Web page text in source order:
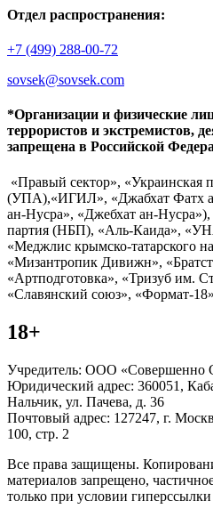
Отдел распространения:
+7 (499) 288-00-72
sovsek@sovsek.com
*Организации и физические
террористов и экстремистов,
запрещена в Российской
«Правый сектор», «Украинская
(УПА),«ИГИЛ», «Джабхат Фатх
ан-Нусра», «Джебхат ан-
партия (НБП), «Аль-Каида»,
«Меджлис крымско-татарского
«Мизантропик Дивижн»,
«Артподготовка», «Тризуб им.
«Славянский союз», «Формат-
18+
Учредитель: ООО «Совершенно
Юридический адрес: 360051,
Нальчик, ул. Пачева, д. 36
Почтовый адрес: 127247, г.
100, стр. 2
Все права защищены.
материалов запрещено,
только при условии гиперссылки